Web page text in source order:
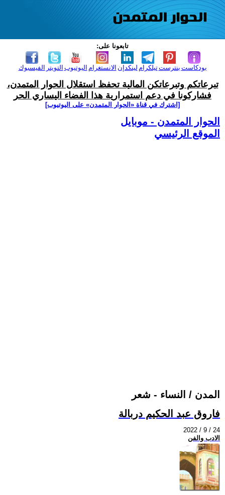
تابعونا على:
الفيسبوك التويتر اليوتيوب الانستغرام لينكدإن تيلكرامبنترست بودكاست
تبرعاتكم وتبرعاتكن المالية تحفظ استقلال الحوار المتمدن،
فشاركونا في دعم استمرارية هذا الفضاء اليساري الحر
[اشترك في قناة ‫«الحوار المتمدن» على اليوتيوب]
الحوار المتمدن - موبايل
الموقع الرئيسي
المدن / النساء - شعر
فاروق عبد الحكيم دربالة
2022 / 9 / 24
الادب والفن